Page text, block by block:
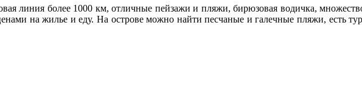
линия более 1000 км, отличные пейзажи и пляжи, бирюзовая водичка,
на жилье и еду. На острове можно найти песчаные и галечные пляжи, есть